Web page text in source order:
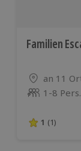
Familien
Standort
an 11
Anzahl der
1-8 Pers.
1 von 5
1 (1)